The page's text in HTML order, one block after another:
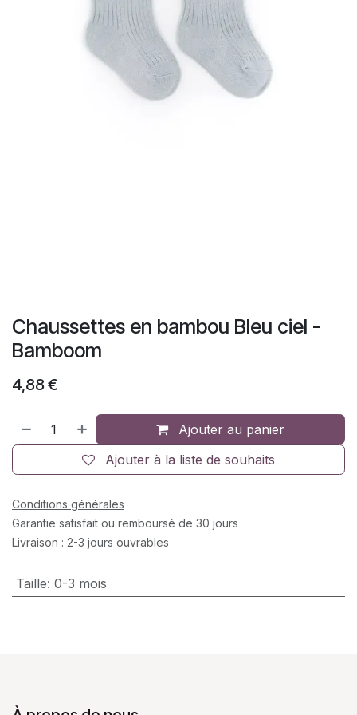
Chaussettes en bambou Bleu ciel -
Bamboom
4,88€
Ajouter au panier
Ajouter à la liste de souhaits
Conditions générales
Garantie satisfait ou remboursé de 30 jours
Livraison : 2-3 jours ouvrables
Taille: 0-3 mois